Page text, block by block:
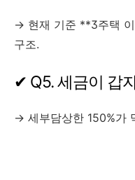
→ 현재 기준 **3주택
구조.
✔ Q5. 세금이 갑
→ 세부담상한 150%가